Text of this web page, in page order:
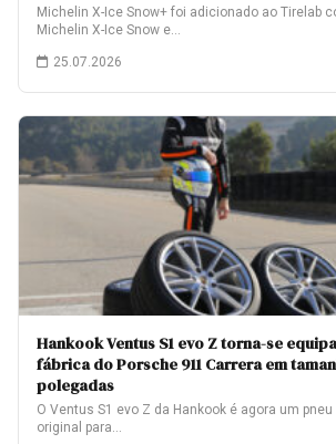
Michelin X-Ice Snow+ foi adicionado ao Tirelab
Michelin X-Ice Snow e…
25.07.2026
Hankook Ventus S1 evo Z torna-se
fábrica do Porsche 911 Carrera em
polegadas
O Ventus S1 evo Z da Hankook é agora um
original para…